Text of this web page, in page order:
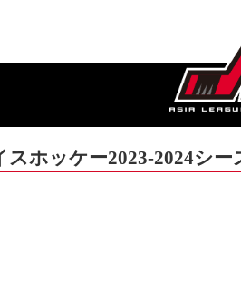
スホッケー2023-2024シ